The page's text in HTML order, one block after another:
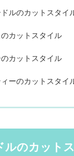
ドルのカットスタイ
のカットスタイル
カットスタイル
ーのカットスタイ
ルのカット